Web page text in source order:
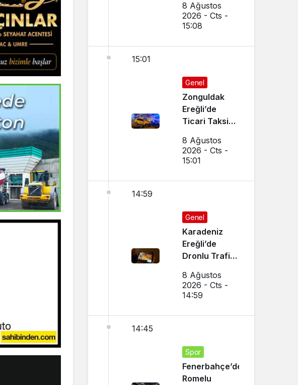
8 Ağustos
2026 - Cts -
15:08
15:01
Genel
Zonguldak
Ereğli’de
Ticari Taksi
Çarpıştı
8 Ağustos
2026 - Cts -
15:01
14:59
Genel
Karadeniz
Ereğli’de
Dronlu Trafik
Yapılıyor
8 Ağustos
2026 - Cts -
14:59
14:45
Spor
Fenerbahçe’den
Romelu